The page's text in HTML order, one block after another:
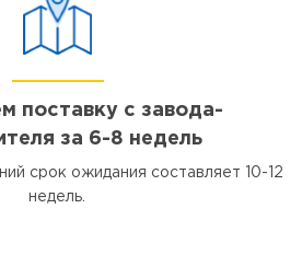
поставку с завода-
за 6-8 недель
срок ожидания составляет 10-12
недель.